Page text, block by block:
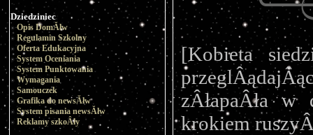
Dziedziniec
Opis DomĂłw
Regulamin Szkolny
Oferta Edukacyjna
System Oceniania
System Punktowania
Wymagania
Samouczek
Grafika do newsĂłw
System pisania newsĂłw
Reklamy szkoÂły
[Kobieta
zÂłapaÂła
krokiem